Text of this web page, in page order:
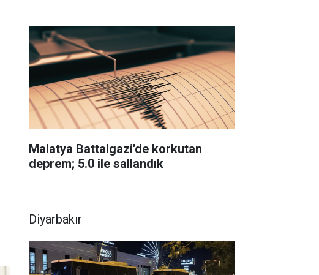
Malatya Battalgazi'de korkutan
deprem; 5.0 ile sallandık
Diyarbakır